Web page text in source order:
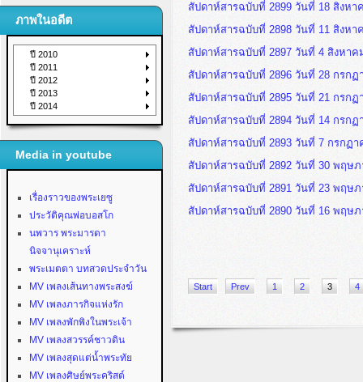
ภาพในอดีต
ปี 2010
ปี 2011
ปี 2012
ปี 2013
ปี 2014
Media in youtube
เรื่องราวของพระเยซู
ประวัติคุณพ่อบอสโก
นพวาร พระมารดา
นิจจานุเคราะห์
พระเมตตา บทสวดประจำวัน
MV เพลงเส้นทางพระสงฆ์
MV เพลงภารกิจแห่งรัก
MV เพลงพักพิงในพระเจ้า
MV เพลงสวรรค์ชาวดิน
MV เพลงสุดแต่น้ำพระทัย
MV เพลงศิษย์พระคริสต์
สัปดาห์สารฉบับที่ 2899 วันที่ 18 สิงหา
สัปดาห์สารฉบับที่ 2898 วันที่ 11 สิงหา
สัปดาห์สารฉบับที่ 2897 วันที่ 4 สิงหาค
สัปดาห์สารฉบับที่ 2896 วันที่ 28 กรกฏ
สัปดาห์สารฉบับที่ 2895 วันที่ 21 กรกฏ
สัปดาห์สารฉบับที่ 2894 วันที่ 14 กรกฏ
สัปดาห์สารฉบับที่ 2893 วันที่ 7 กรกฏา
สัปดาห์สารฉบับที่ 2892 วันที่ 30 พฤษภ
สัปดาห์สารฉบับที่ 2891 วันที่ 23 พฤษภ
สัปดาห์สารฉบับที่ 2890 วันที่ 16 พฤษภ
Start Prev 1 2 3 4